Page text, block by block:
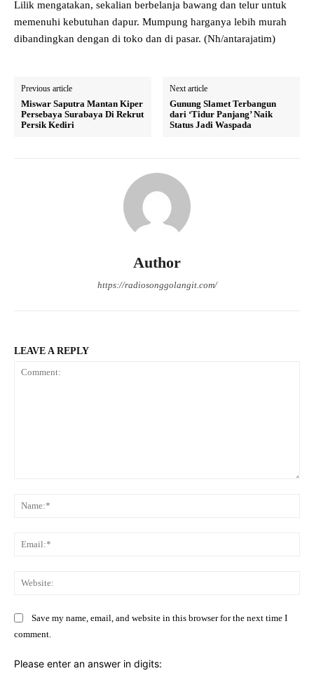
Lilik mengatakan, sekalian berbelanja bawang dan telur untuk
memenuhi kebutuhan dapur. Mumpung harganya lebih murah
dibandingkan dengan di toko dan di pasar. (Nh/antarajatim)
Previous article
Miswar Saputra Mantan Kiper
Persebaya Surabaya Di Rekrut
Persik Kediri
Next article
Gunung Slamet Terbangun
dari ‘Tidur Panjang’ Naik
Status Jadi Waspada
Author
https://radiosonggolangit.com/
LEAVE A REPLY
Save my name, email, and website in this browser for the next time I
comment.
Please enter an answer in digits: